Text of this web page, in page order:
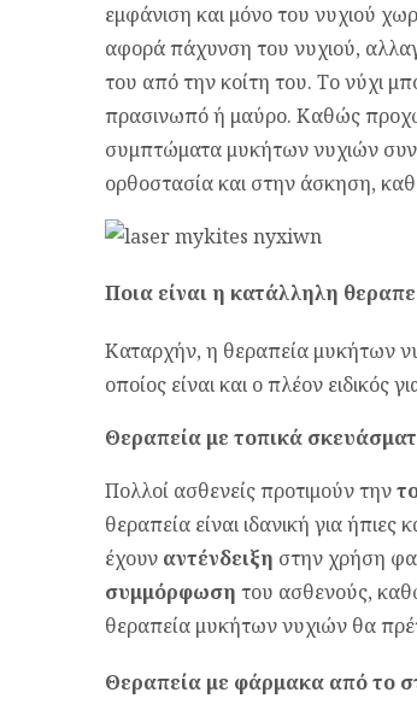
εμφάνιση και μόνο του νυχιού
αφορά πάχυνση του νυχιού,
του από την κοίτη του. Το νύχι
πρασινωπό ή μαύρο. Καθώς
συμπτώματα μυκήτων νυχιών
ορθοστασία και στην άσκηση,
Ποια είναι η κατάλληλη
Καταρχήν, η θεραπεία μυκήτων
οποίος είναι και ο πλέον
Θεραπεία με τοπικά
Πολλοί ασθενείς προτιμούν την
θεραπεία είναι ιδανική για
έχουν αντένδειξη στην χρήση
συμμόρφωση του ασθενούς,
θεραπεία μυκήτων νυχιών θα
Θεραπεία με φάρμακα από το